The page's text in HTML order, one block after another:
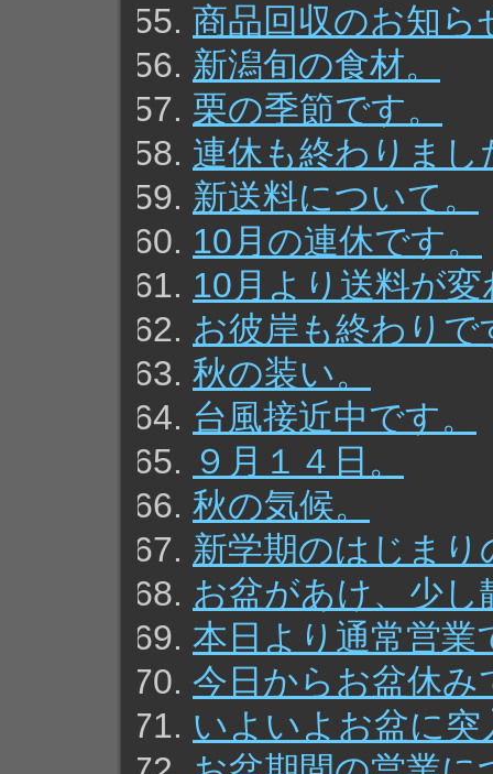
商品回収のお知ら
新潟旬の食材。
栗の季節です。
連休も終わりまし
新送料について。
10月の連休です。
10月より送料が
お彼岸も終わりで
秋の装い。
台風接近中です。
９月１４日。
秋の気候。
新学期のはじま
お盆があけ、少し
本日より通常営業
今日からお盆休み
いよいよお盆に突